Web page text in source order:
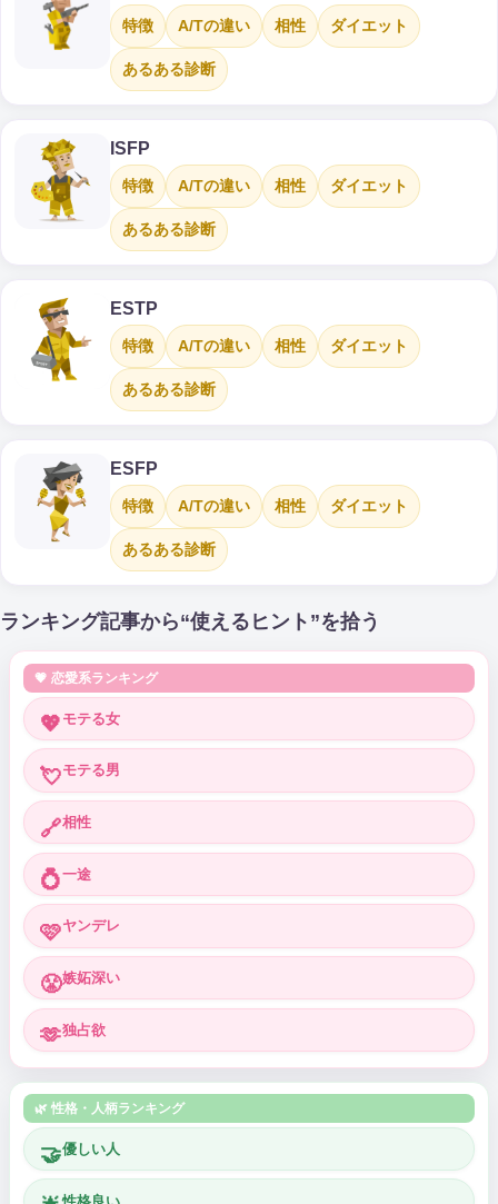
特徴 A/Tの違い 相性 ダイエット
あるある診断
ISFP
特徴 A/Tの違い 相性 ダイエット
あるある診断
ESTP
特徴 A/Tの違い 相性 ダイエット
あるある診断
ESFP
特徴 A/Tの違い 相性 ダイエット
あるある診断
ランキング記事から“使えるヒント”を拾う
💗 恋愛系ランキング
💖 モテる女
💘モテる男
🔗相性
💍一途
🩷ヤンデレ
😤嫉妬深い
🫶独占欲
🌿 性格・人柄ランキング
🤝優しい人